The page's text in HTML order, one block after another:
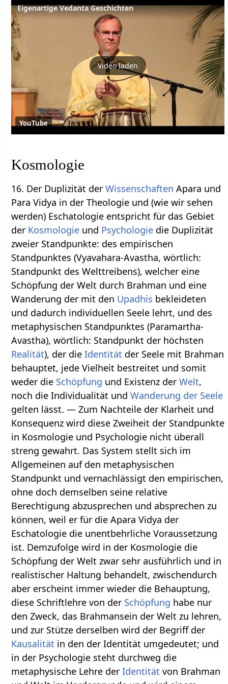
Eigenartige Vedanta Geschichten
Video laden
YouTube
Kosmologie
16. Der Duplizität derWissenschaften Apara und
Para Vidya in der Theologie und (wie wir sehen
werden) Eschatologie entspricht für das Gebiet
der Kosmologie und Psychologie die Duplizität
zweier Standpunkte: des empirischen
Standpunktes (Vyavahara-Avastha, wörtlich:
Standpunkt des Welttreibens), welcher eine
Schöpfung der Welt durch Brahman und eine
Wanderung der mit den Upadhis bekleideten
und dadurch individuellen Seele lehrt, und des
metaphysischen Standpunktes (Paramartha-
Avastha), wörtlich: Standpunkt der höchsten
Realität), der dieIdentität der Seele mit Brahman
behauptet, jede Vielheit bestreitet und somit
weder die Schöpfung und Existenz derWelt,
noch die Individualität undWanderung der Seele
gelten lässt. — Zum Nachteile der Klarheit und
Konsequenz wird diese Zweiheit der Standpunkte
in Kosmologie und Psychologie nicht überall
streng gewahrt. Das System stellt sich im
Allgemeinen auf den metaphysischen
Standpunkt und vernachlässigt den empirischen,
ohne doch demselben seine relative
Berechtigung abzusprechen und absprechen zu
können, weil er für die Apara Vidya der
Eschatologie die unentbehrliche Voraussetzung
ist. Demzufolge wird in der Kosmologie die
Schöpfung der Welt zwar sehr ausführlich und in
realistischer Haltung behandelt, zwischendurch
aber erscheint immer wieder die Behauptung,
diese Schriftlehre von der Schöpfung habe nur
den Zweck, das Brahmansein der Welt zu lehren,
und zur Stütze derselben wird der Begriff der
Kausalität in den der Identität umgedeutet; und
in der Psychologie steht durchweg die
metaphysische Lehre derIdentität von Brahman